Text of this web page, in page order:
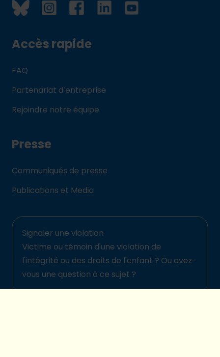
Accès rapide
FAQ
Partenariat d’entreprise
Rejoindre notre équipe
Presse
Communiqués de presse
Publications et Media
Signaler une violation
Victime ou témoin d'une violation de
l'intégrité ou des droits de l'enfant ? Ou avez-
vous une question à ce sujet ?